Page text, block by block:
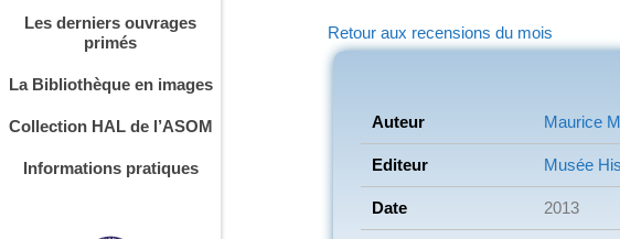
Les derniers ouvrages
primés
La Bibliothèque en images
Collection HAL de l’ASOM
Informations pratiques
Retour aux recensions du mois
Auteur Maurice
Editeur Musée
Date 2013